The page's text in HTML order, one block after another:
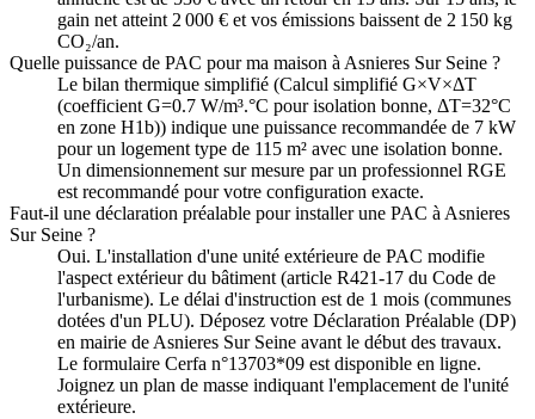
gain net atteint 2 000 € et vos émissions baissent de 2 150 kg
CO₂/an.
Quelle puissance de PAC pour ma maison à Asnieres Sur Seine ?
Le bilan thermique simplifié (Calcul simplifié G×V×ΔT
(coefficient G=0.7 W/m³.°C pour isolation bonne, ΔT=32°C
en zone H1b)) indique une puissance recommandée de 7 kW
pour un logement type de 115 m² avec une isolation bonne.
Un dimensionnement sur mesure par un professionnel RGE
est recommandé pour votre configuration exacte.
Faut-il une déclaration préalable pour installer une PAC à Asnieres
Sur Seine ?
Oui. L'installation d'une unité extérieure de PAC modifie
l'aspect extérieur du bâtiment (article R421-17 du Code de
l'urbanisme). Le délai d'instruction est de 1 mois (communes
dotées d'un PLU). Déposez votre Déclaration Préalable (DP)
en mairie de Asnieres Sur Seine avant le début des travaux.
Le formulaire Cerfa n°13703*09 est disponible en ligne.
Joignez un plan de masse indiquant l'emplacement de l'unité
extérieure.